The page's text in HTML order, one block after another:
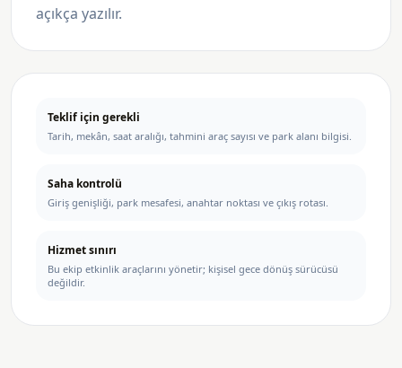
açıkça yazılır.
Teklif için gerekli
Tarih, mekân, saat aralığı, tahmini araç sayısı ve park alanı bilgisi.
Saha kontrolü
Giriş genişliği, park mesafesi, anahtar noktası ve çıkış rotası.
Hizmet sınırı
Bu ekip etkinlik araçlarını yönetir; kişisel gece dönüş sürücüsü
değildir.